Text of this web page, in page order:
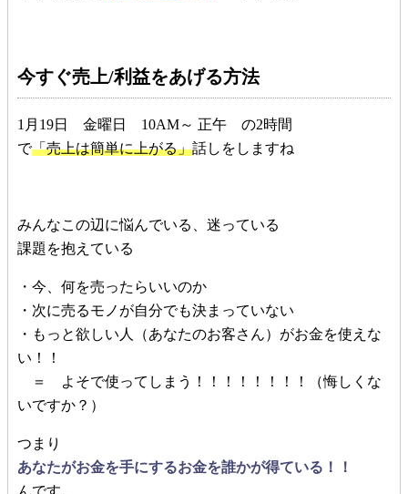
今すぐ売上/利益をあげる方法
1月19日 金曜日 10AM～ 正午 の2時間
で「売上は簡単に上がる」話しをしますね
みんなこの辺に悩んでいる、迷っている
課題を抱えている
・今、何を売ったらいいのか
・次に売るモノが自分でも決まっていない
・もっと欲しい人（あなたのお客さん）がお金を使えな
い！！
＝ よそで使ってしまう！！！！！！！！（悔しくな
いですか？）
つまり
あなたがお金を手にするお金を誰かが得ている！！
んです。